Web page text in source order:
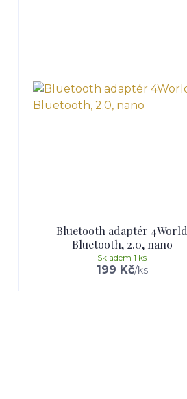
Bluetooth adaptér 4World
Bluetooth, 2.0, nano
199 Kč/ks
Skladem 1 ks